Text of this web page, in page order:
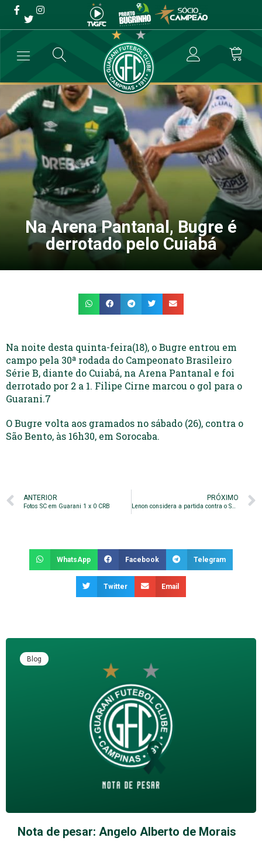
Na Arena Pantanal, Bugre é
derrotado pelo Cuiabá
→ Futebol Profissional → Na Arena Pantanal, Bugre é derrotado
Na Arena Pantanal, Bugre é
derrotado pelo Cuiabá
Na noite desta quinta-feira(18), o Bugre entrou em
campo pela 30ª rodada do Campeonato Brasileiro
Série B, diante do Cuiabá, na Arena Pantanal e foi
derrotado por 2 a 1. Filipe Cirne marcou o gol para o
Guarani.7
O Bugre volta aos gramados no sábado (26), contra o
São Bento, às 16h30, em Sorocaba.
ANTERIOR
Fotos SC em Guarani 1 x 0 CRB
PRÓXIMO
Lenon considera a partida contra o São Bento como decisão
WhatsApp Facebook Telegram
Twitter Email
Blog
Nota de pesar: Angelo Alberto de Morais